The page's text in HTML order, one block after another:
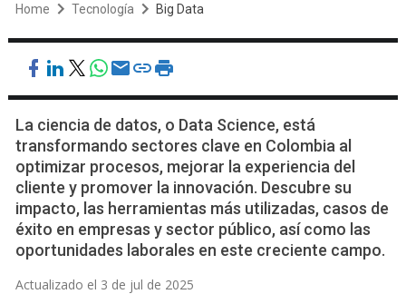
Home Tecnología Big Data
La ciencia de datos, o Data Science, está
transformando sectores clave en Colombia al
optimizar procesos, mejorar la experiencia del
cliente y promover la innovación. Descubre su
impacto, las herramientas más utilizadas, casos de
éxito en empresas y sector público, así como las
oportunidades laborales en este creciente campo.
Actualizado el 3 de jul de 2025